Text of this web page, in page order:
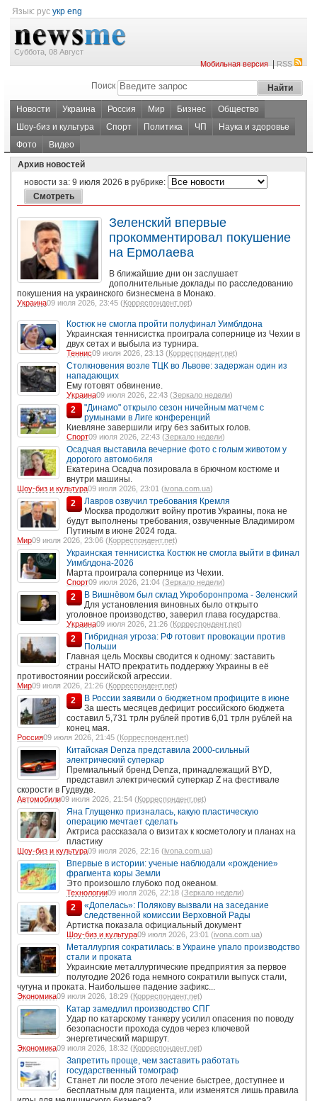
Язык: рус укр eng
Суббота, 08 Август
Мобильная версия|RSS
Поиск
Новости Украина Россия Мир Бизнес
Общество
Шоу-биз и культура
Спорт Политика ЧП
Наука и здоровье
Фото
Видео
Архив новостей
новости за: 9 июля 2026 в рубрике:
Зеленский впервые
прокомментировал покушение
на Ермолаева
В ближайшие дни он заслушает
дополнительные доклады по расследованию
покушения на украинского бизнесмена в Монако.
Украина09 июля 2026, 23:45 (Корреспондент.net)
Костюк не смогла пройти полуфинал Уимблдона
Украинская теннисистка проиграла сопернице из Чехии в
двух сетах и выбыла из турнира.
Теннис09 июля 2026, 23:13 (Корреспондент.net)
Столкновения возле ТЦК во Львове: задержан один из
нападающих
Ему готовят обвинение.
Украина09 июля 2026, 22:43 (Зеркало недели)
2
"Динамо" открыло сезон ничейным матчем с
румынами в Лиге конференций
Киевляне завершили игру без забитых голов.
Спорт09 июля 2026, 22:43 (Зеркало недели)
Осадчая выставила вечерние фото с голым животом у
дорогого автомобиля
Екатерина Осадча позировала в брючном костюме и
внутри машины.
Шоу-биз и культура09 июля 2026, 23:01 (ivona.com.ua)
2
Лавров озвучил требования Кремля
Москва продолжит войну против Украины, пока не
будут выполнены требования, озвученные Владимиром
Путиным в июне 2024 года.
Мир09 июля 2026, 23:06 (Корреспондент.net)
Украинская теннисистка Костюк не смогла выйти в финал
Уимблдона-2026
Марта проиграла сопернице из Чехии.
Спорт09 июля 2026, 21:04 (Зеркало недели)
2
В Вишнёвом был склад Укроборонпрома - Зеленский
Для установления виновных было открыто
уголовное производство, заверил глава государства.
Украина09 июля 2026, 21:26 (Корреспондент.net)
2
Гибридная угроза: РФ готовит провокации против
Польши
Главная цель Москвы сводится к одному: заставить
страны НАТО прекратить поддержку Украины в её
противостоянии российской агрессии.
Мир09 июля 2026, 21:26 (Корреспондент.net)
2
В России заявили о бюджетном профиците в июне
За шесть месяцев дефицит российского бюджета
составил 5,731 трлн рублей против 6,01 трлн рублей на
конец мая.
Россия09 июля 2026, 21:45 (Корреспондент.net)
Китайская Denza представила 2000-сильный
электрический суперкар
Премиальный бренд Denza, принадлежащий BYD,
представил электрический суперкар Z на фестивале
скорости в Гудвуде.
Автомобили09 июля 2026, 21:54 (Корреспондент.net)
Яна Глущенко призналась, какую пластическую
операцию мечтает сделать
Актриса рассказала о визитах к косметологу и планах на
пластику
Шоу-биз и культура09 июля 2026, 22:16 (ivona.com.ua)
Впервые в истории: ученые наблюдали «рождение»
фрагмента коры Земли
Это произошло глубоко под океаном.
Технологии09 июля 2026, 22:18 (Зеркало недели)
2
«Допелась»: Полякову вызвали на заседание
следственной комиссии Верховной Рады
Артистка показала официальный документ
Шоу-биз и культура09 июля 2026, 23:01 (ivona.com.ua)
Металлургия сократилась: в Украине упало производство
стали и проката
Украинские металлургические предприятия за первое
полугодие 2026 года немного сократили выпуск стали,
чугуна и проката. Наибольшее падение зафикс...
Экономика09 июля 2026, 18:29 (Корреспондент.net)
Катар замедлил производство СПГ
Удар по катарскому танкеру усилил опасения по поводу
безопасности прохода судов через ключевой
энергетический маршрут.
Экономика09 июля 2026, 18:32 (Корреспондент.net)
Запретить проще, чем заставить работать
государственный томограф
Станет ли после этого лечение быстрее, доступнее и
бесплатным для пациента, или изменятся лишь правила